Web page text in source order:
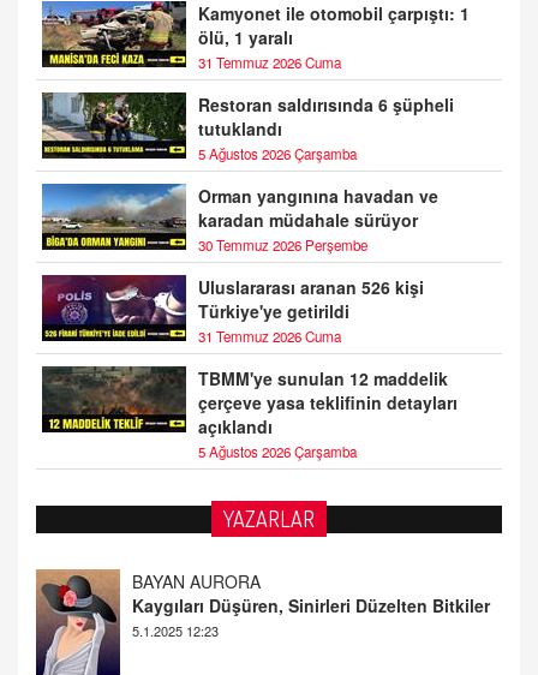
Kamyonet ile otomobil çarpıştı: 1
ölü, 1 yaralı
31 Temmuz 2026 Cuma
Restoran saldırısında 6 şüpheli
tutuklandı
5 Ağustos 2026 Çarşamba
Orman yangınına havadan ve
karadan müdahale sürüyor
30 Temmuz 2026 Perşembe
Uluslararası aranan 526 kişi
Türkiye'ye getirildi
31 Temmuz 2026 Cuma
TBMM'ye sunulan 12 maddelik
çerçeve yasa teklifinin detayları
açıklandı
5 Ağustos 2026 Çarşamba
YAZARLAR
BAYAN AURORA
Kaygıları Düşüren, Sinirleri Düzelten Bitkiler
5.1.2025 12:23